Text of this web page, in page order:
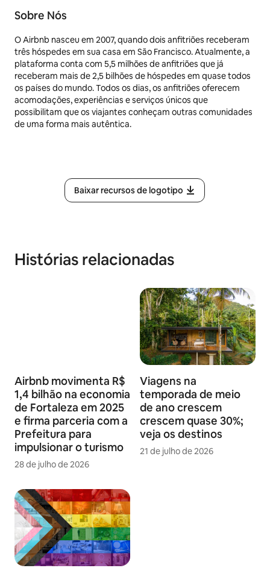
Sobre Nós
O Airbnb nasceu em 2007, quando dois anfitriões receberam
três hóspedes em sua casa em São Francisco. Atualmente, a
plataforma conta com 5,5 milhões de anfitriões que já
receberam mais de 2,5 bilhões de hóspedes em quase todos
os países do mundo. Todos os dias, os anfitriões oferecem
acomodações, experiências e serviços únicos que
possibilitam que os viajantes conheçam outras comunidades
de uma forma mais autêntica.
Baixar recursos de logotipo
Histórias relacionadas
Airbnb movimenta R$
1,4 bilhão na economia
de Fortaleza em 2025
e firma parceria com a
Prefeitura para
impulsionar o turismo
28 de julho de 2026
Viagens na
temporada de meio
de ano crescem
crescem quase 30%;
veja os destinos
21 de julho de 2026